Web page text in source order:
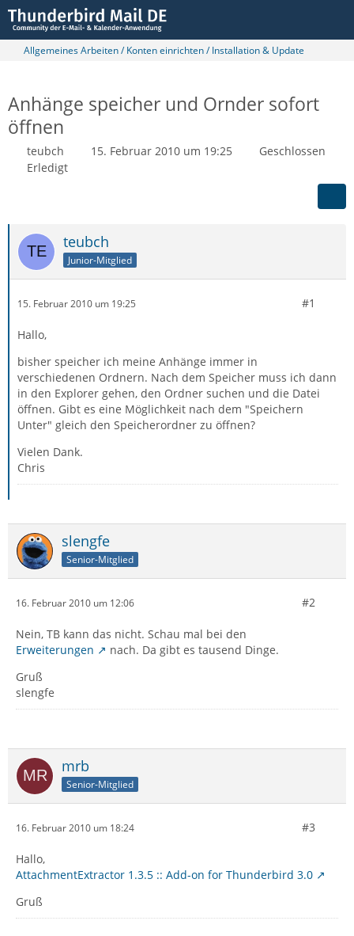
Allgemeines Arbeiten / Konten einrichten / Installation & Update
Anhänge speicher und Ornder sofort
öffnen
teubch 15. Februar 2010 um 19:25
Geschlossen
Erledigt
teubch
Junior-Mitglied
15. Februar 2010 um 19:25 #1
Hallo,
bisher speicher ich meine Anhänge immer in
verschiedenen Ordnern. Nach dem Speicher muss ich dann
in den Explorer gehen, den Ordner suchen und die Datei
öffnen. Gibt es eine Möglichkeit nach dem "Speichern
Unter" gleich den Speicherordner zu öffnen?
Vielen Dank.
Chris
slengfe
Senior-Mitglied
16. Februar 2010 um 12:06 #2
Nein, TB kann das nicht. Schau mal bei den
Erweiterungen
nach. Da gibt es tausend Dinge.
Gruß
slengfe
mrb
Senior-Mitglied
16. Februar 2010 um 18:24 #3
Hallo,
AttachmentExtractor 1.3.5 :: Add-on for Thunderbird 3.0
Gruß